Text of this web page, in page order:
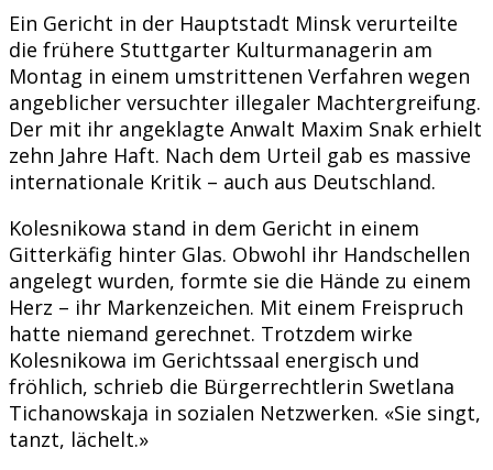
Ein Gericht in der Hauptstadt Minsk verurteilte
die frühere Stuttgarter Kulturmanagerin am
Montag in einem umstrittenen Verfahren wegen
angeblicher versuchter illegaler Machtergreifung.
Der mit ihr angeklagte Anwalt Maxim Snak erhielt
zehn Jahre Haft. Nach dem Urteil gab es massive
internationale Kritik – auch aus Deutschland.
Kolesnikowa stand in dem Gericht in einem
Gitterkäfig hinter Glas. Obwohl ihr Handschellen
angelegt wurden, formte sie die Hände zu einem
Herz – ihr Markenzeichen. Mit einem Freispruch
hatte niemand gerechnet. Trotzdem wirke
Kolesnikowa im Gerichtssaal energisch und
fröhlich, schrieb die Bürgerrechtlerin Swetlana
Tichanowskaja in sozialen Netzwerken. «Sie singt,
tanzt, lächelt.»